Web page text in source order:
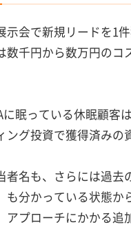
示会で新規リードを1
数千円から数万円のコ
に眠っている休眠顧客
ング投資で獲得済みの
者名も、さらには過去
も分かっている状態か
アプローチにかかる追